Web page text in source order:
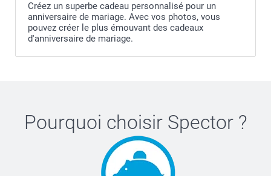
Créez un superbe cadeau personnalisé pour un
anniversaire de mariage. Avec vos photos, vous
pouvez créer le plus émouvant des cadeaux
d'anniversaire de mariage.
Pourquoi choisir Spector?